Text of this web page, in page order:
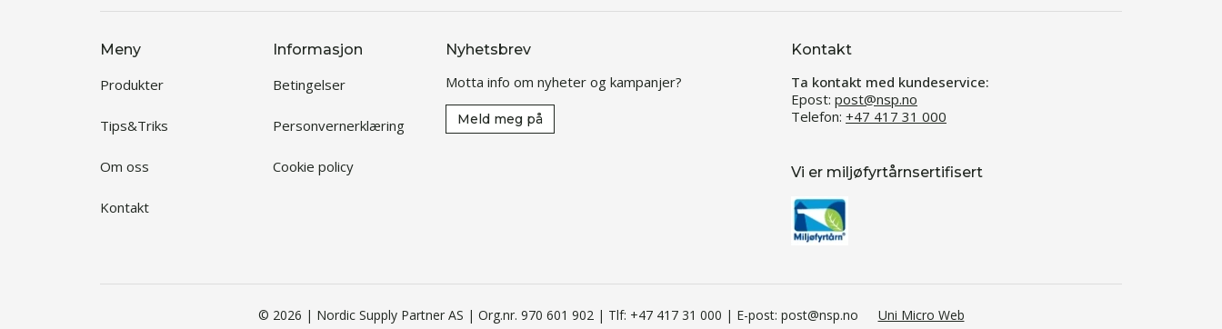
Meny
Produkter
Tips&Triks
Om oss
Kontakt
Informasjon
Betingelser
Personvernerklæring
Cookie policy
Nyhetsbrev
Motta info om nyheter og kampanjer?
Meld meg på
Kontakt
Ta kontakt med kundeservice:
Epost: post@nsp.no
Telefon: +47 417 31 000
Vi er miljøfyrtårnsertifisert
© 2026 | Nordic Supply Partner AS | Org.nr. 970 601 902 | Tlf: +47 417 31 000 | E-post: post@nsp.no Uni Micro Web